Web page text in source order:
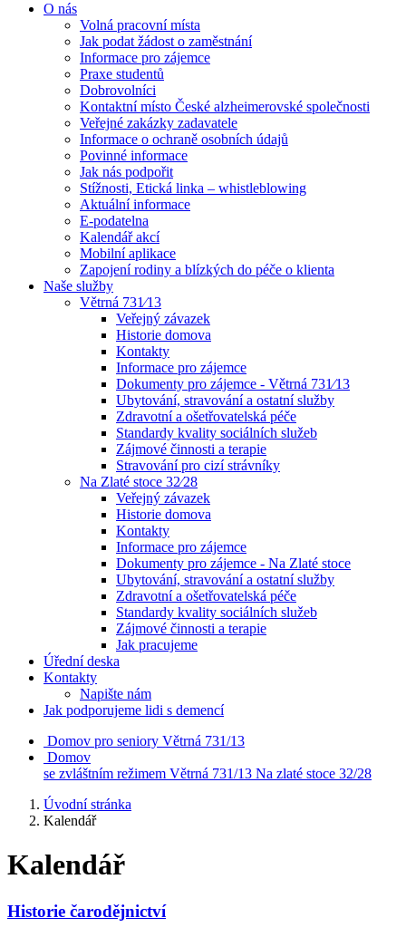
O nás
Volná pracovní místa
Jak podat žádost o zaměstnání
Informace pro zájemce
Praxe studentů
Dobrovolníci
Kontaktní místo České alzheimerovské společnosti
Veřejné zakázky zadavatele
Informace o ochraně osobních údajů
Povinné informace
Jak nás podpořit
Stížnosti, Etická linka – whistleblowing
Aktuální informace
E-podatelna
Kalendář akcí
Mobilní aplikace
Zapojení rodiny a blízkých do péče o klienta
Naše služby
Větrná 731⁄13
Veřejný závazek
Historie domova
Kontakty
Informace pro zájemce
Dokumenty pro zájemce - Větrná 731⁄13
Ubytování, stravování a ostatní služby
Zdravotní a ošetřovatelská péče
Standardy kvality sociálních služeb
Zájmové činnosti a terapie
Stravování pro cizí strávníky
Na Zlaté stoce 32⁄28
Veřejný závazek
Historie domova
Kontakty
Informace pro zájemce
Dokumenty pro zájemce - Na Zlaté stoce
Ubytování, stravování a ostatní služby
Zdravotní a ošetřovatelská péče
Standardy kvality sociálních služeb
Zájmové činnosti a terapie
Jak pracujeme
Úřední deska
Kontakty
Napište nám
Jak podporujeme lidi s demencí
Domov pro seniory Větrná 731/13
Domov
se zvláštním režimem Větrná 731/13 Na zlaté stoce 32/28
Úvodní stránka
Kalendář
Kalendář
Historie čarodějnictví